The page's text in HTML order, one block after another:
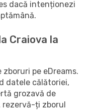
dacă intenționezi
Craiova la
pe eDreams.
datele călătoriei,
grozavă de
rezervă-ți zborul